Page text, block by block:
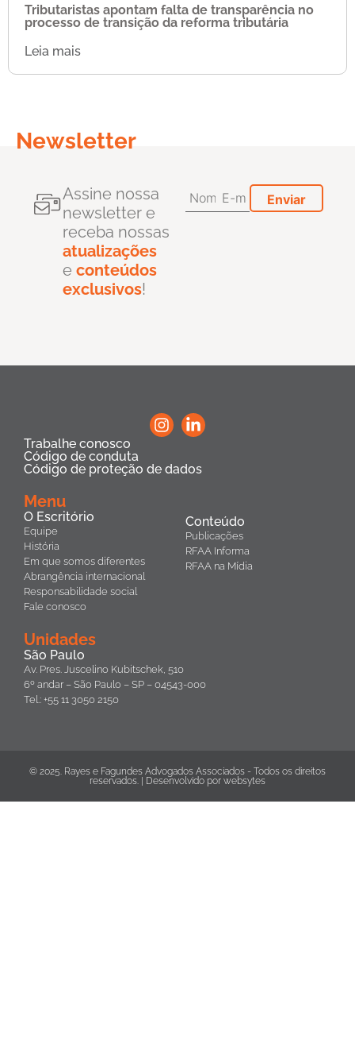
Tributaristas apontam falta de transparência no
processo de transição da reforma tributária
Leia mais
Newsletter
Assine nossa
newsletter e
receba nossas
atualizações
e conteúdos
exclusivos!
Trabalhe conosco
Código de conduta
Código de proteção de dados
Menu
O Escritório
Equipe
História
Em que somos diferentes
Abrangência internacional
Responsabilidade social
Fale conosco
Conteúdo
Publicações
RFAA Informa
RFAA na Mídia
Unidades
São Paulo
Av. Pres. Juscelino Kubitschek, 510
6º andar – São Paulo – SP – 04543-000
Tel.: +55 11 3050 2150
© 2025. Rayes e Fagundes Advogados Associados - Todos os direitos
reservados. | Desenvolvido por websytes